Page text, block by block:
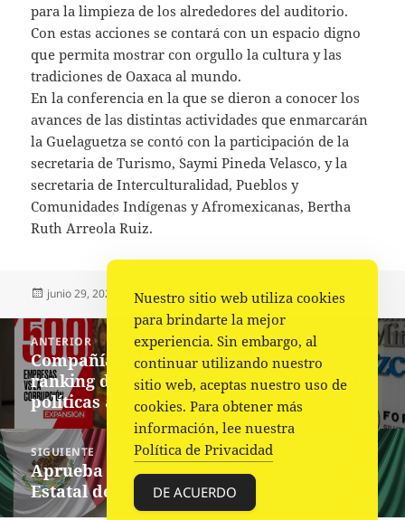
para la limpieza de los alrededores del auditorio.
Con estas acciones se contará con un espacio digno
que permita mostrar con orgullo la cultura y las
tradiciones de Oaxaca al mundo.
En la conferencia en la que se dieron a conocer los
avances de las distintas actividades que enmarcarán
la Guelaguetza se contó con la participación de la
secretaria de Turismo, Saymi Pineda Velasco, y la
secretaria de Interculturalidad, Pueblos y
Comunidades Indígenas y Afromexicanas, Bertha
Ruth Arreola Ruiz.
Publicado
junio 29, 2023 Autor
La redacción Categorías
Estado,Portada
Navegación
entradas
ANTERIOR
Entrada
anterior:
Compañía Minera Cuzcatlán en el
ranking de Grupo Expansión por aplicar
políticas anticorrupción
SIGUIENTE
Siguiente
entrada:
Aprueba Congreso de Oaxaca el Plan
Estatal de Desarrollo 2022-2028
Nuestro sitio web utiliza cookies
para brindarte la mejor
experiencia. Sin embargo, al
continuar utilizando nuestro
sitio web, aceptas nuestro uso de
cookies. Para obtener más
información, lee nuestra
Política de Privacidad
DE ACUERDO